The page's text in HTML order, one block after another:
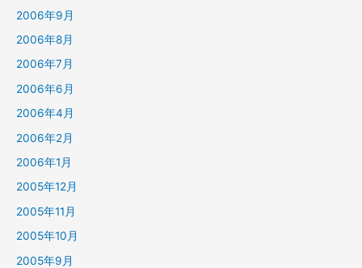
2006年9月
2006年8月
2006年7月
2006年6月
2006年4月
2006年2月
2006年1月
2005年12月
2005年11月
2005年10月
2005年9月